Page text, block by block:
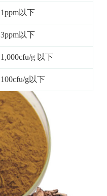
1ppm以下
3ppm以下
1,000cfu/g 以下
100cfu/g以下